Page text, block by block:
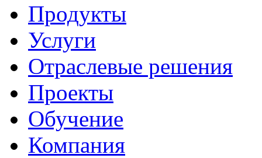
Продукты
Услуги
Отраслевые решения
Проекты
Обучение
Компания